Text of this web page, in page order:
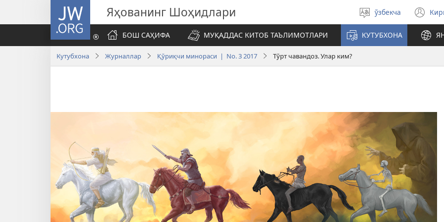
JW.ORG Яҳованинг Шоҳидлари
Тилни
танланг
ўзбекча
БОШ САҲИФА
МУҚАДДАС КИТОБ ТАЪЛИМОТЛАРИ КУТУБХОНА
Кутубхона Журналлар Қўриқчи минораси | No. 3 2017 Тўрт чавандоз. Улар ким?